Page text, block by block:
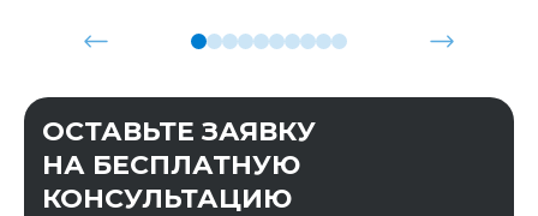
ОСТАВЬТЕ ЗАЯВКУ
НА БЕСПЛАТНУЮ
КОНСУЛЬТАЦИЮ